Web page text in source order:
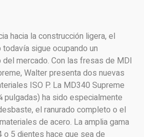
hacia la construcción ligera, el
sigue ocupando un
mercado. Con las fresas de MDI
Walter presenta dos nuevas
ISO P. La MD340 Supreme
ha sido especialmente
el ranurado completo o el
de acero. La amplia gama